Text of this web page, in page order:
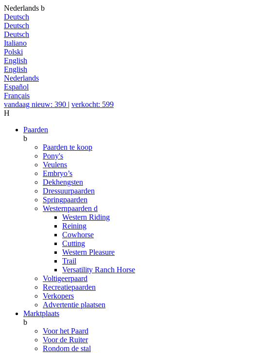
Nederlands b
Deutsch
Deutsch
Deutsch
Italiano
Polski
English
English
Nederlands
Español
Français
vandaag nieuw: 390 | verkocht: 599
H
Paarden
b
Paarden te koop
Pony's
Veulens
Embryo’s
Dekhengsten
Dressuurpaarden
Springpaarden
Westernpaarden d
Western Riding
Reining
Cowhorse
Cutting
Western Pleasure
Trail
Versatility Ranch Horse
Voltigeerpaard
Recreatiepaarden
Verkopers
Advertentie plaatsen
Marktplaats
b
Voor het Paard
Voor de Ruiter
Rondom de stal